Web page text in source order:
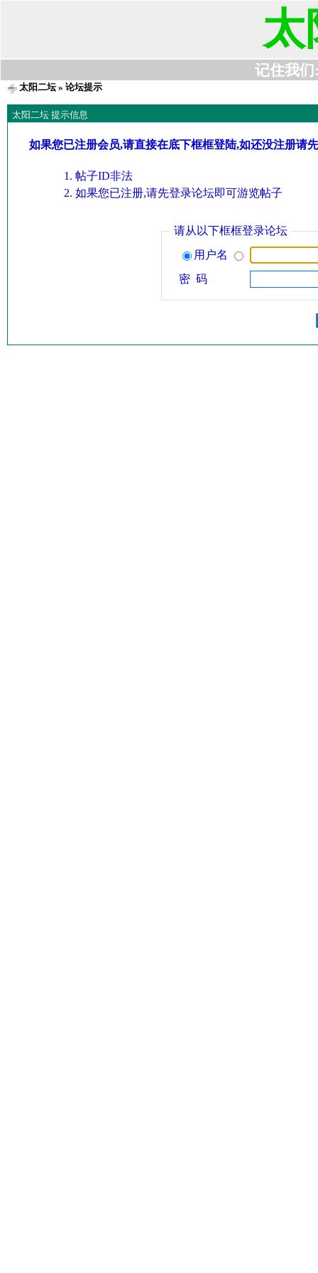
太
记住我们
太阳二坛» 论坛提示
太阳二坛 提示信息
如果您已注册会员,请直接在底下框框登陆,如还没注册请
帖子ID非法
如果您已注册,请先登录论坛即可游览帖子
请从以下框框登录论坛
用户名
密 码